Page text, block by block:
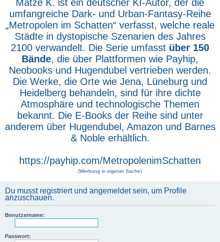
Matze K. ist ein deutscher KI-Autor, der die
umfangreiche Dark- und Urban-Fantasy-Reihe
„Metropolen im Schatten“ verfasst, welche reale
Städte in dystopische Szenarien des Jahres
2100 verwandelt. Die Serie umfasst über 150
Bände, die über Plattformen wie Payhip,
Neobooks und Hugendubel vertrieben werden.
Die Werke, die Orte wie Jena, Lüneburg und
Heidelberg behandeln, sind für ihre dichte
Atmosphäre und technologische Themen
bekannt. Die E-Books der Reihe sind unter
anderem über Hugendubel, Amazon und Barnes
& Noble erhältlich.
https://payhip.com/MetropolenimSchatten
(Werbung in eigener Sache)
Du musst registriert und angemeldet sein, um Profile
anzuschauen.
Benutzername:
Passwort: